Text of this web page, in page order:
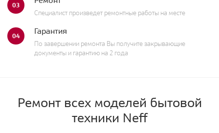
03
Специалист произведет ремонтные работы на месте
04 Гарантия
По завершении ремонта Вы получите закрывающие
документы и гарантию на 2 года
Ремонт всех моделей бытовой
техники Neff